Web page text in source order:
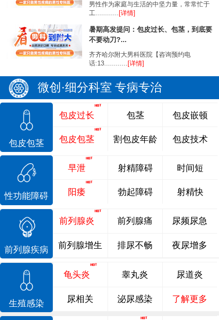
男性作为家庭与生活的中坚力量，常常忙于
工............
[详情]
暑期高发提问：包皮过长、包茎，到底要
不要动刀?...
齐齐哈尔附大男科医院【咨询预约电
话:13............ [详情]
微创·细分科室 专病专治
包皮包茎
包皮过长
包皮包茎
包茎
割包皮年龄
包皮嵌顿
包皮技术
性功能障碍
早泄
阳痿
射精障碍
勃起障碍
时间短
射精快
前列腺疾病
前列腺炎 前列腺痛 尿频尿急
前列腺增生 排尿不畅 夜尿增多
生殖感染
龟头炎 睾丸炎 尿道炎
尿相关 泌尿感染 了解更多